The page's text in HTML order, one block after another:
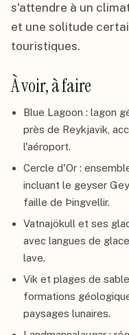
s'attendre à un
et une solitude
touristiques.
À voir, à faire
Blue Lagoon : lagon
près de Reykjavik,
l'aéroport.
Cercle d'Or :
incluant le geyser
faille de Þingvellir.
Vatnajökull et ses
avec langues de
lave.
Vik et plages de
formations
paysages lunaires.